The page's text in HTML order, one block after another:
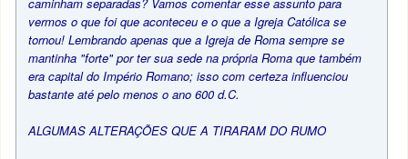
vermos o que foi que aconteceu e o que a Igreja Católica se
tornou! Lembrando apenas que a Igreja de Roma sempre se
mantinha "forte" por ter sua sede na própria Roma que também
era capital do Império Romano; isso com certeza influenciou
bastante até pelo menos o ano 600 d.C.
ALGUMAS ALTERAÇÕES QUE A TIRARAM DO RUMO